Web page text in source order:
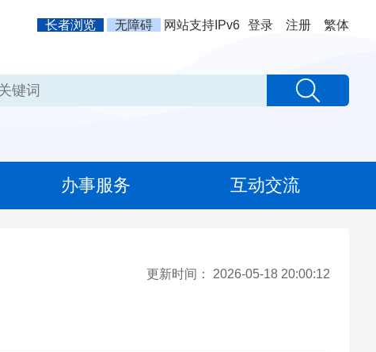
长者浏览 无障碍 网站支持IPv6 登录 注册 繁体
办事服务 互动交流
更新时间： 2026-05-18 20:00:12